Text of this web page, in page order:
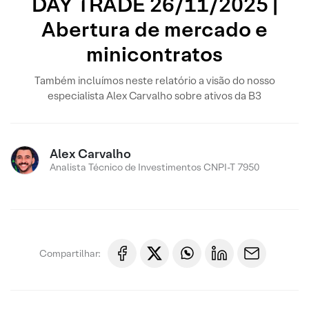
Abertura de mercado e
minicontratos
Também incluímos neste relatório a visão do nosso
especialista Alex Carvalho sobre ativos da B3
Alex Carvalho
Analista Técnico de Investimentos CNPI-T 7950
Compartilhar: